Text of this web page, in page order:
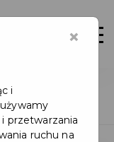
×
i
przetwarzania
ruchu na